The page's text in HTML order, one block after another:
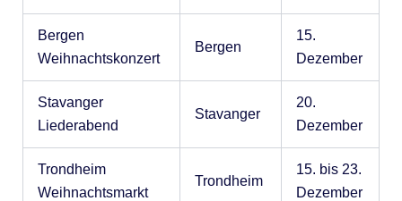
Bergen
Weihnachtskonzert
Bergen
15.
Dezember
Stavanger
Liederabend
Stavanger
20.
Dezember
Trondheim
Weihnachtsmarkt
Trondheim
15. bis 23.
Dezember